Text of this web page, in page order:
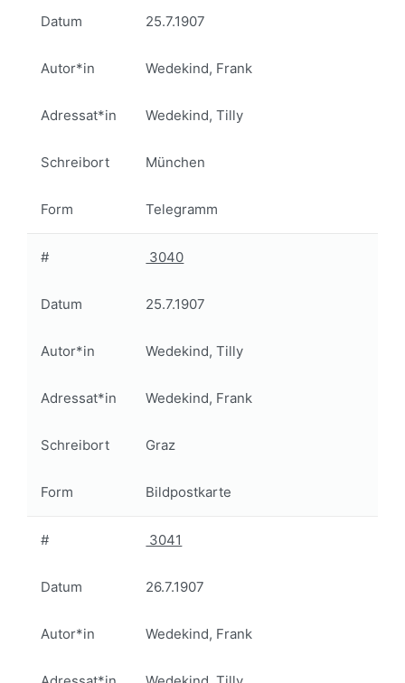
Datum 25.7.1907
Autor*in Wedekind, Frank
Adressat*in Wedekind, Tilly
Schreibort München
Form Telegramm
# 3040
Datum 25.7.1907
Autor*in Wedekind, Tilly
Adressat*in Wedekind, Frank
Schreibort Graz
Form Bildpostkarte
# 3041
Datum 26.7.1907
Autor*in Wedekind, Frank